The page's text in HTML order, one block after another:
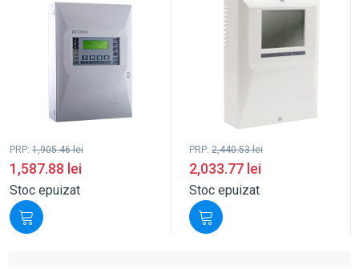
PRP: 1,905.46lei
1,587.88 lei
Stoc epuizat
PRP: 2,440.53lei
2,033.77 lei
Stoc epuizat